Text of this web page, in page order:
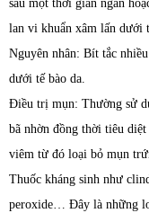
sau một thời gian ngắn
lan vi khuẩn xâm lấn dưới
Nguyên nhân: Bít tắc
dưới tế bào da.
Điều trị mụn: Thường sử
bã nhờn đồng thời tiêu
viêm từ đó loại bỏ mụn
Thuốc kháng sinh như
peroxide… Đây là những